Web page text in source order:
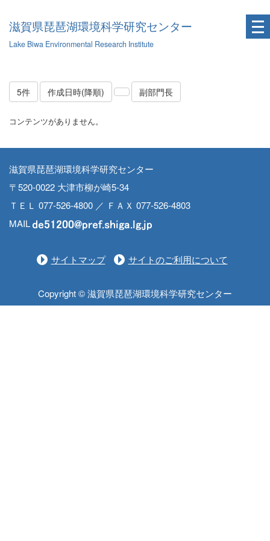
滋賀県琵琶湖環境科学研究センター
Lake Biwa Environmental Research Institute
5件 作成日時(降順) 副部門長
コンテンツがありません。
滋賀県琵琶湖環境科学研究センター
〒520-0022 大津市柳が崎5-34
ＴＥＬ 077-526-4800 ／ ＦＡＸ 077-526-4803
MAIL
サイトマップ サイトのご利用について
Copyright © 滋賀県琵琶湖環境科学研究センター